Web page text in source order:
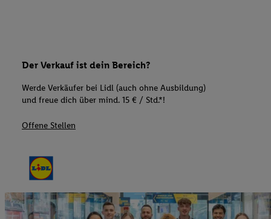
Der Verkauf ist dein Bereich?
Werde Verkäufer bei Lidl (auch ohne Ausbildung)
und freue dich über mind. 15 € / Std.*!
Offene Stellen